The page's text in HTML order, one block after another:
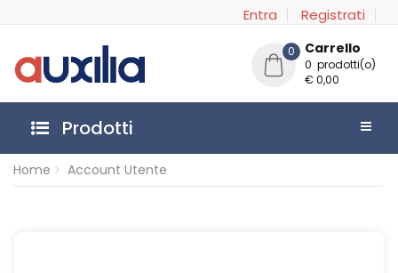
Entra Registrati
0 Carrello
0 prodotti(o)
€ 0,00
Prodotti
Home Account Utente